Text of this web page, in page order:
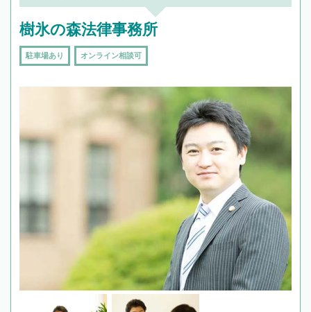
樹氷の森法律事務所
駐車場あり オンライン相談可